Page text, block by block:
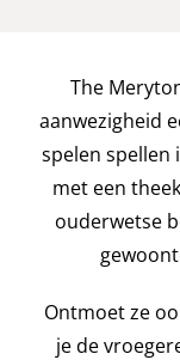
The
aanwezigheid
spelen
met een
ouderwetse
Ontmoet ze
je de